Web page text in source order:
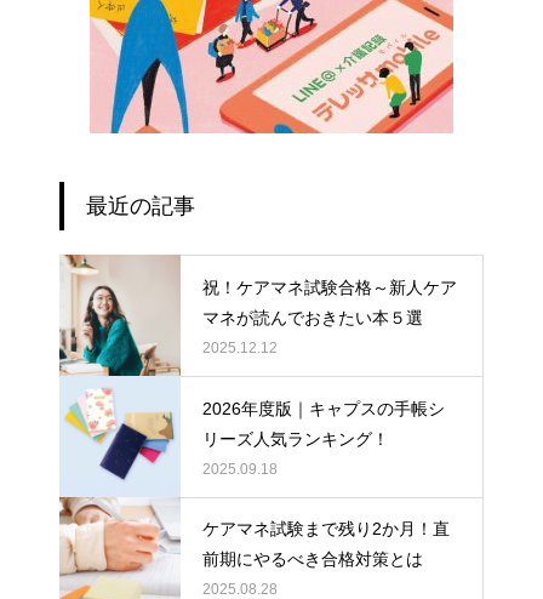
最近の記事
祝！ケアマネ試験合格～新人ケア
マネが読んでおきたい本５選
2025.12.12
2026年度版｜キャプスの手帳シ
リーズ人気ランキング！
2025.09.18
ケアマネ試験まで残り2か月！直
前期にやるべき合格対策とは
2025.08.28